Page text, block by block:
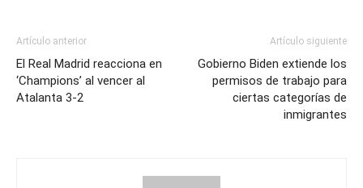
Artículo anterior
El Real Madrid reacciona en
‘Champions’ al vencer al
Atalanta 3-2
Artículo siguiente
Gobierno Biden extiende los
permisos de trabajo para
ciertas categorías de
inmigrantes